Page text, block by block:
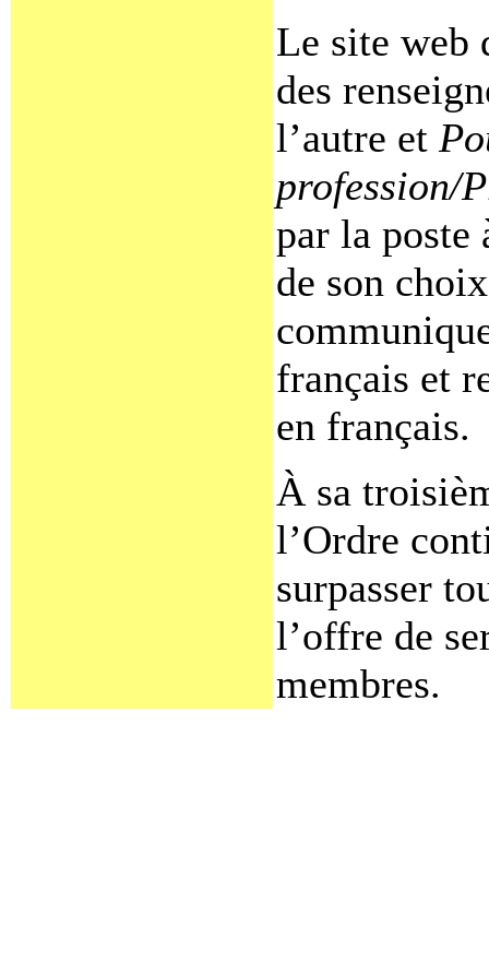
Le site web
des
l’autre et
profession/
par la poste
de son
français et
en français.
À sa
l’Ordre
surpasser
l’offre de
membres.